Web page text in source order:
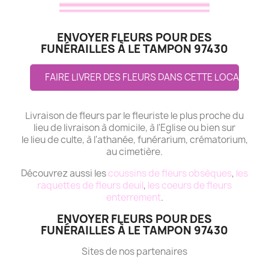
ENVOYER FLEURS POUR DES
FUNÉRAILLES À LE TAMPON 97430
FAIRE LIVRER DES FLEURS DANS CETTE LOCALITE
Livraison de fleurs par le fleuriste le plus proche du
lieu de livraison à domicile, à l'Eglise ou bien sur
le lieu de culte, à l'athanée, funérarium, crématorium,
au cimetière.
Découvrez aussi lescoussins de fleurs obsèques, les
raquettes de fleurs deuil, les coeurs de fleurs
enterrement.
ENVOYER FLEURS POUR DES
FUNÉRAILLES À LE TAMPON 97430
Sites de nos partenaires